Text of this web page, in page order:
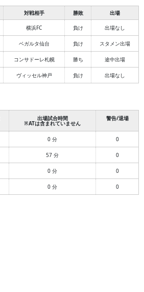
対戦相手 勝敗 出場
横浜FC 負け 出場なし
ベガルタ仙台 負け スタメン出場
コンサドーレ札幌 勝ち 途中出場
ヴィッセル神戸 負け 出場なし
出場試合時間
※ATは含まれていません
警告/退場
0 分 0
57 分 0
0 分 0
0 分 0